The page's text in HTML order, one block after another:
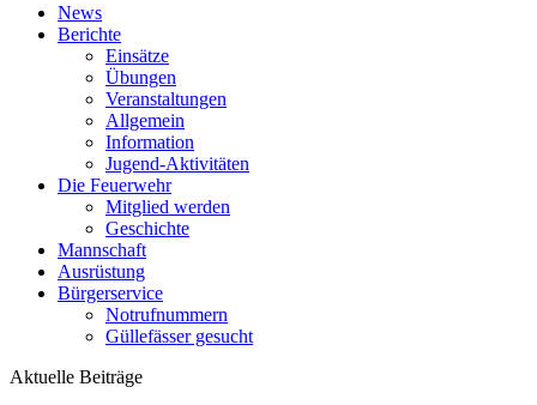
News
Berichte
Einsätze
Übungen
Veranstaltungen
Allgemein
Information
Jugend-Aktivitäten
Die Feuerwehr
Mitglied werden
Geschichte
Mannschaft
Ausrüstung
Bürgerservice
Notrufnummern
Güllefässer gesucht
Aktuelle Beiträge